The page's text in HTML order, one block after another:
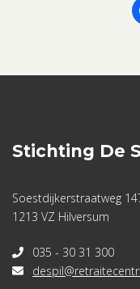
Stichting De
Soestdijkerstraatweg
1213 VZ Hilversum
035 - 30 31 300